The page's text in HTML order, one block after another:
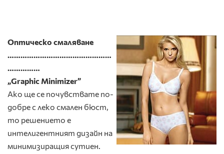
Оптическо смаляване
…………………………………………
……………
„Graphic Minimizer”
Ако ще се почувствате по-
добре с леко смален бюст,
то решението е
интелигентният дизайн на
минимизиращия сутиен.